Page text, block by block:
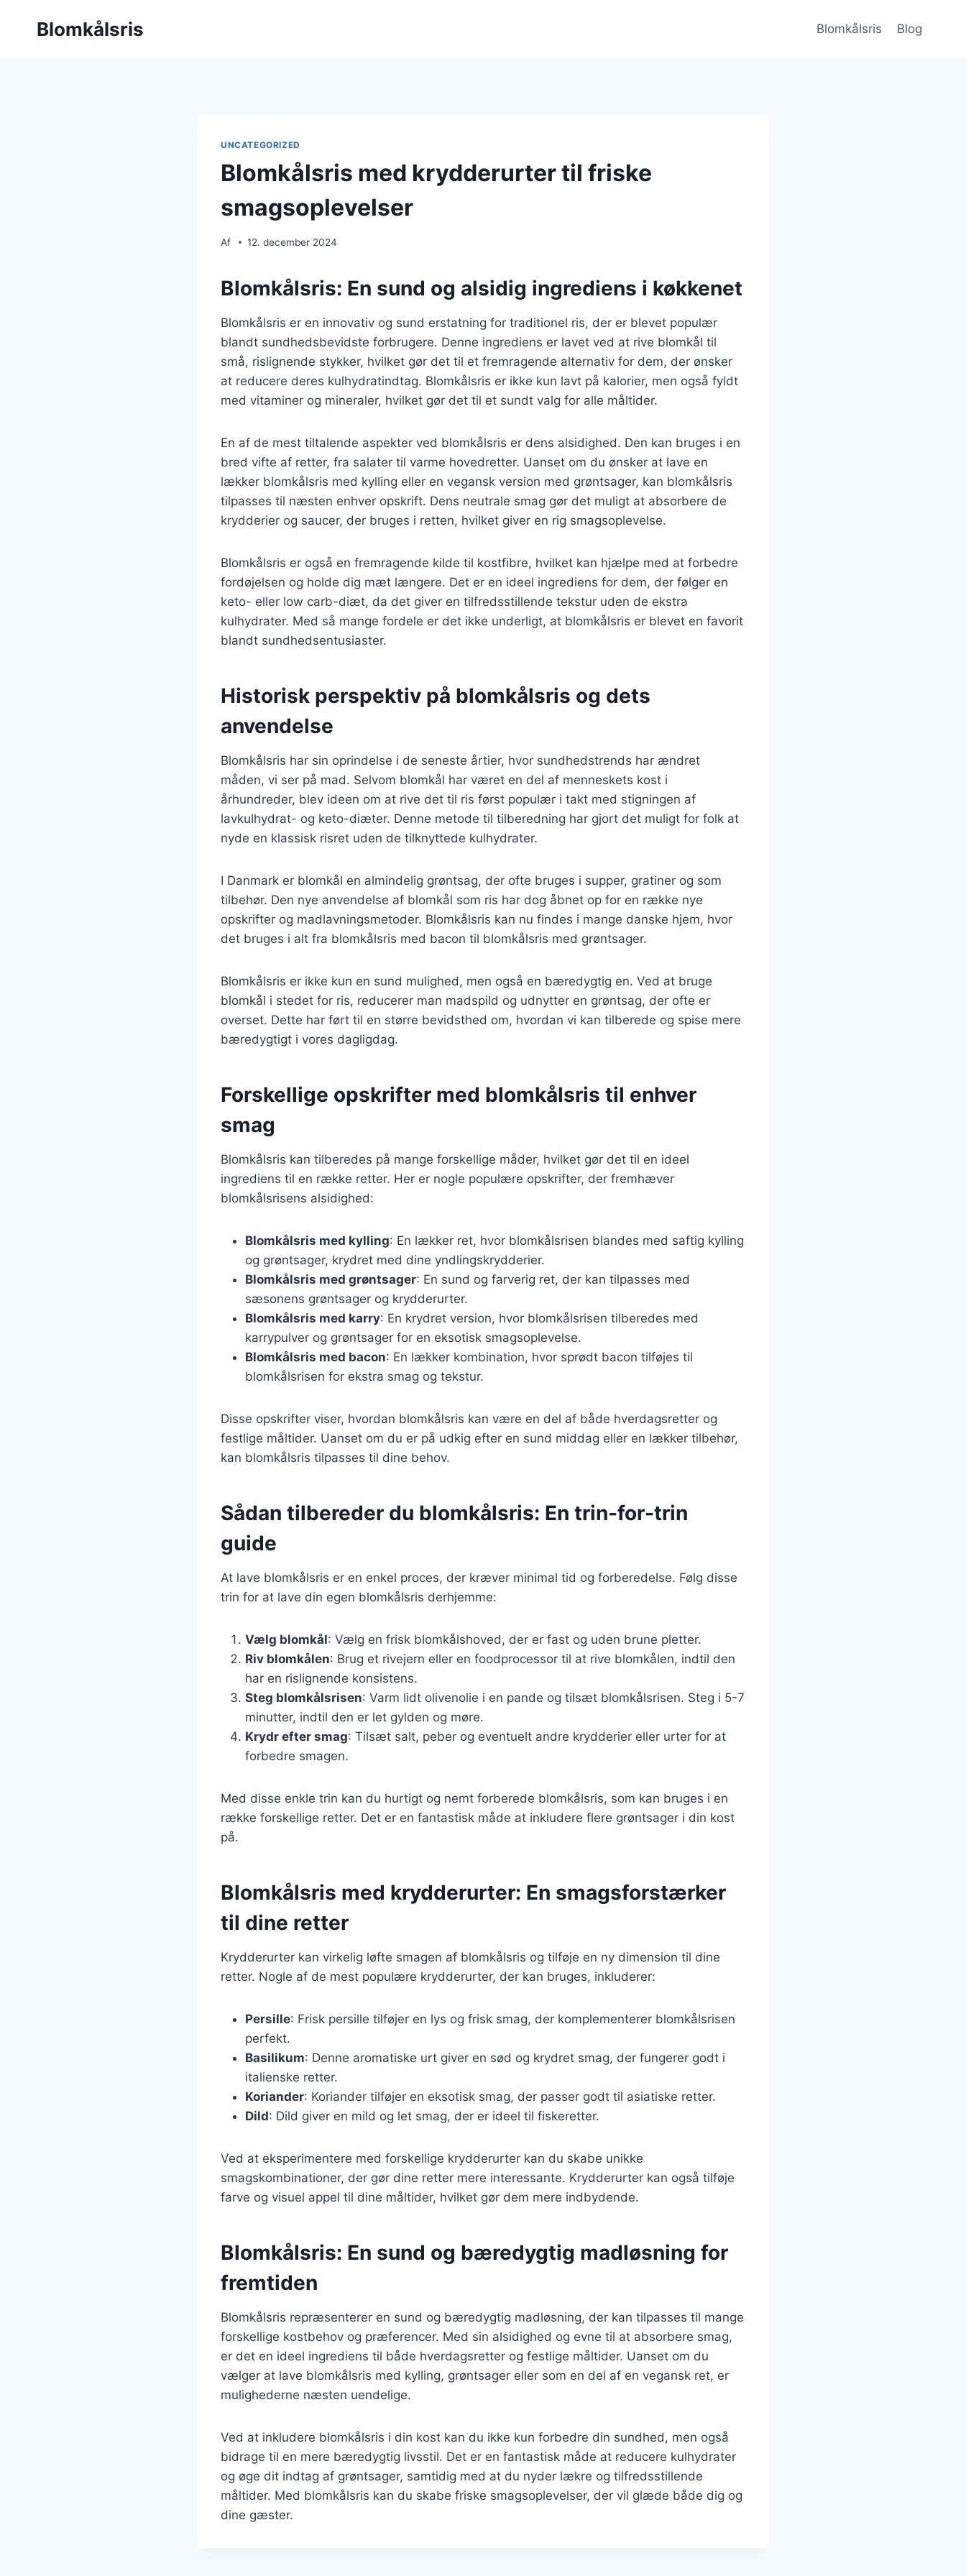
Blomkålsris Blomkålsris Blog
UNCATEGORIZED
Blomkålsris med krydderurter til friske
smagsoplevelser
Af 12. december 2024
Blomkålsris: En sund og alsidig ingrediens i køkkenet
Blomkålsris er en innovativ og sund erstatning for traditionel ris, der er blevet populær
blandt sundhedsbevidste forbrugere. Denne ingrediens er lavet ved at rive blomkål til
små, rislignende stykker, hvilket gør det til et fremragende alternativ for dem, der ønsker
at reducere deres kulhydratindtag. Blomkålsris er ikke kun lavt på kalorier, men også fyldt
med vitaminer og mineraler, hvilket gør det til et sundt valg for alle måltider.
En af de mest tiltalende aspekter ved blomkålsris er dens alsidighed. Den kan bruges i en
bred vifte af retter, fra salater til varme hovedretter. Uanset om du ønsker at lave en
lækker blomkålsris med kylling eller en vegansk version med grøntsager, kan blomkålsris
tilpasses til næsten enhver opskrift. Dens neutrale smag gør det muligt at absorbere de
krydderier og saucer, der bruges i retten, hvilket giver en rig smagsoplevelse.
Blomkålsris er også en fremragende kilde til kostfibre, hvilket kan hjælpe med at forbedre
fordøjelsen og holde dig mæt længere. Det er en ideel ingrediens for dem, der følger en
keto- eller low carb-diæt, da det giver en tilfredsstillende tekstur uden de ekstra
kulhydrater. Med så mange fordele er det ikke underligt, at blomkålsris er blevet en favorit
blandt sundhedsentusiaster.
Historisk perspektiv på blomkålsris og dets
anvendelse
Blomkålsris har sin oprindelse i de seneste årtier, hvor sundhedstrends har ændret
måden, vi ser på mad. Selvom blomkål har været en del af menneskets kost i
århundreder, blev ideen om at rive det til ris først populær i takt med stigningen af
lavkulhydrat- og keto-diæter. Denne metode til tilberedning har gjort det muligt for folk at
nyde en klassisk risret uden de tilknyttede kulhydrater.
I Danmark er blomkål en almindelig grøntsag, der ofte bruges i supper, gratiner og som
tilbehør. Den nye anvendelse af blomkål som ris har dog åbnet op for en række nye
opskrifter og madlavningsmetoder. Blomkålsris kan nu findes i mange danske hjem, hvor
det bruges i alt fra blomkålsris med bacon til blomkålsris med grøntsager.
Blomkålsris er ikke kun en sund mulighed, men også en bæredygtig en. Ved at bruge
blomkål i stedet for ris, reducerer man madspild og udnytter en grøntsag, der ofte er
overset. Dette har ført til en større bevidsthed om, hvordan vi kan tilberede og spise mere
bæredygtigt i vores dagligdag.
Forskellige opskrifter med blomkålsris til enhver
smag
Blomkålsris kan tilberedes på mange forskellige måder, hvilket gør det til en ideel
ingrediens til en række retter. Her er nogle populære opskrifter, der fremhæver
blomkålsrisens alsidighed:
Blomkålsris med kylling: En lækker ret, hvor blomkålsrisen blandes med saftig kylling
og grøntsager, krydret med dine yndlingskrydderier.
Blomkålsris med grøntsager: En sund og farverig ret, der kan tilpasses med
sæsonens grøntsager og krydderurter.
Blomkålsris med karry: En krydret version, hvor blomkålsrisen tilberedes med
karrypulver og grøntsager for en eksotisk smagsoplevelse.
Blomkålsris med bacon: En lækker kombination, hvor sprødt bacon tilføjes til
blomkålsrisen for ekstra smag og tekstur.
Disse opskrifter viser, hvordan blomkålsris kan være en del af både hverdagsretter og
festlige måltider. Uanset om du er på udkig efter en sund middag eller en lækker tilbehør,
kan blomkålsris tilpasses til dine behov.
Sådan tilbereder du blomkålsris: En trin-for-trin
guide
At lave blomkålsris er en enkel proces, der kræver minimal tid og forberedelse. Følg disse
trin for at lave din egen blomkålsris derhjemme:
Vælg blomkål: Vælg en frisk blomkålshoved, der er fast og uden brune pletter.
Riv blomkålen: Brug et rivejern eller en foodprocessor til at rive blomkålen, indtil den
har en rislignende konsistens.
Steg blomkålsrisen: Varm lidt olivenolie i en pande og tilsæt blomkålsrisen. Steg i 5-7
minutter, indtil den er let gylden og møre.
Krydr efter smag: Tilsæt salt, peber og eventuelt andre krydderier eller urter for at
forbedre smagen.
Med disse enkle trin kan du hurtigt og nemt forberede blomkålsris, som kan bruges i en
række forskellige retter. Det er en fantastisk måde at inkludere flere grøntsager i din kost
på.
Blomkålsris med krydderurter: En smagsforstærker
til dine retter
Krydderurter kan virkelig løfte smagen af blomkålsris og tilføje en ny dimension til dine
retter. Nogle af de mest populære krydderurter, der kan bruges, inkluderer:
Persille: Frisk persille tilføjer en lys og frisk smag, der komplementerer blomkålsrisen
perfekt.
Basilikum: Denne aromatiske urt giver en sød og krydret smag, der fungerer godt i
italienske retter.
Koriander: Koriander tilføjer en eksotisk smag, der passer godt til asiatiske retter.
Dild: Dild giver en mild og let smag, der er ideel til fiskeretter.
Ved at eksperimentere med forskellige krydderurter kan du skabe unikke
smagskombinationer, der gør dine retter mere interessante. Krydderurter kan også tilføje
farve og visuel appel til dine måltider, hvilket gør dem mere indbydende.
Blomkålsris: En sund og bæredygtig madløsning for
fremtiden
Blomkålsris repræsenterer en sund og bæredygtig madløsning, der kan tilpasses til mange
forskellige kostbehov og præferencer. Med sin alsidighed og evne til at absorbere smag,
er det en ideel ingrediens til både hverdagsretter og festlige måltider. Uanset om du
vælger at lave blomkålsris med kylling, grøntsager eller som en del af en vegansk ret, er
mulighederne næsten uendelige.
Ved at inkludere blomkålsris i din kost kan du ikke kun forbedre din sundhed, men også
bidrage til en mere bæredygtig livsstil. Det er en fantastisk måde at reducere kulhydrater
og øge dit indtag af grøntsager, samtidig med at du nyder lækre og tilfredsstillende
måltider. Med blomkålsris kan du skabe friske smagsoplevelser, der vil glæde både dig og
dine gæster.